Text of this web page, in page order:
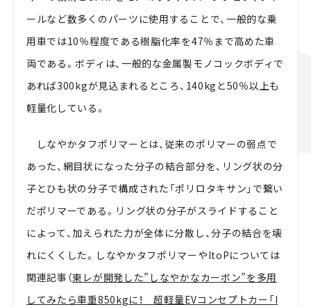
ールなど数多くのパーツに使用することで、一般的な乗
用車では10％程度である樹脂化率を47％まで高めた車
両である。ボディは、一般的な金属製モノコックボディで
あれば300kgが見込まれるところ、140kgと50％以上も
軽量化している。
しなやかタフポリマーとは、従来のポリマーの弱点で
あった、網目状になった分子の結合部分を、リング状の分
子とひも状の分子で構成された「ポリロタキサン」で繋い
だポリマーである。リング状の分子がスライドすること
によって、加えられた力が全体に分散し、分子の結合を壊
れにくくした。しなやかタフポリマーやItoPについては
関連記事（東レが開発した”しなやかなカーボン”を多用
してみたら車重850kgに！ 超軽量EVコンセプトカー「I